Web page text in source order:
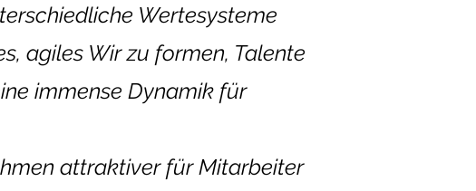
Wertesysteme
agiles Wir zu formen, Talente
immense Dynamik für
attraktiver für Mitarbeiter